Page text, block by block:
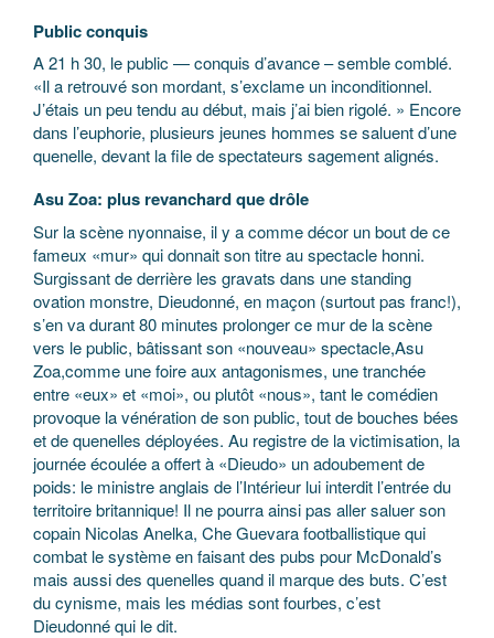
Public conquis
A 21 h 30, le public — conquis d’avance – semble comblé.
«Il a retrouvé son mordant, s’exclame un inconditionnel.
J’étais un peu tendu au début, mais j’ai bien rigolé. » Encore
dans l’euphorie, plusieurs jeunes hommes se saluent d’une
quenelle, devant la file de spectateurs sagement alignés.
Asu Zoa: plus revanchard que drôle
Sur la scène nyonnaise, il y a comme décor un bout de ce
fameux «mur» qui donnait son titre au spectacle honni.
Surgissant de derrière les gravats dans une standing
ovation monstre, Dieudonné, en maçon (surtout pas franc!),
s’en va durant 80 minutes prolonger ce mur de la scène
vers le public, bâtissant son «nouveau» spectacle,Asu
Zoa,comme une foire aux antagonismes, une tranchée
entre «eux» et «moi», ou plutôt «nous», tant le comédien
provoque la vénération de son public, tout de bouches bées
et de quenelles déployées. Au registre de la victimisation, la
journée écoulée a offert à «Dieudo» un adoubement de
poids: le ministre anglais de l’Intérieur lui interdit l’entrée du
territoire britannique! Il ne pourra ainsi pas aller saluer son
copain Nicolas Anelka, Che Guevara footballistique qui
combat le système en faisant des pubs pour McDonald’s
mais aussi des quenelles quand il marque des buts. C’est
du cynisme, mais les médias sont fourbes, c’est
Dieudonné qui le dit.